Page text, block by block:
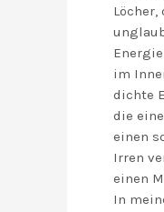
Löcher,
im
dichte
die
einen
Irren
einen
In